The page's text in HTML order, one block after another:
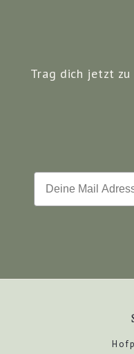
Trag dich jetzt
Email